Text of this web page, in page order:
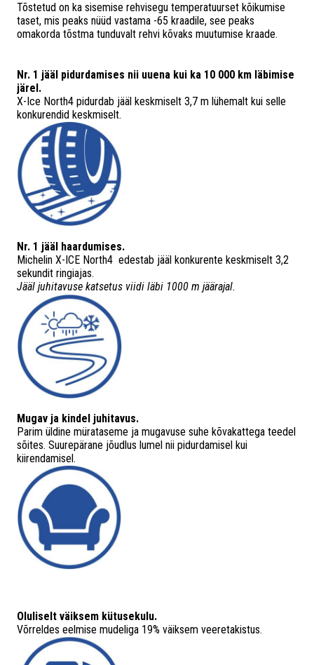
Tõstetud on ka sisemise rehvisegu temperatuurset kõikumise
taset, mis peaks nüüd vastama -65 kraadile, see peaks
omakorda tõstma tunduvalt rehvi kõvaks muutumise kraade.
Nr. 1 jääl pidurdamises nii uuena kui ka 10 000 km läbimise
järel.
X-Ice North4 pidurdab jääl keskmiselt 3,7 m lühemalt kui selle
konkurendid keskmiselt.
Nr. 1 jääl haardumises.
Michelin X-ICE North4 edestab jääl konkurente keskmiselt 3,2
sekundit ringiajas.
Jääl juhitavuse katsetus viidi läbi 1000 m jäärajal.​
Mugav ja kindel juhitavus.
Parim üldine mürataseme ja mugavuse suhe kõvakattega teedel
sõites. Suurepärane jõudlus lumel nii pidurdamisel kui
kiirendamisel.
Oluliselt väiksem kütusekulu.
Võrreldes eelmise mudeliga 19% väiksem veeretakistus.